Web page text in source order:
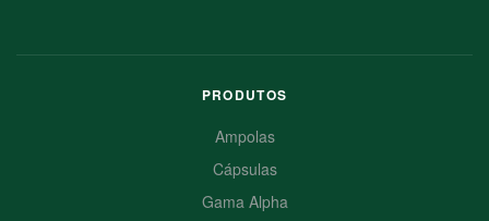
PRODUTOS
Ampolas
Cápsulas
Gama Alpha